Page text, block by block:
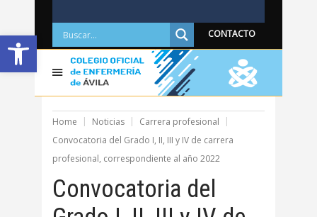
Abrir barra de herramientas CONTACTO
Home Noticias
Carrera profesional
Convocatoria del Grado I, II, III y IV de carrera
profesional, correspondiente al año 2022
Convocatoria del